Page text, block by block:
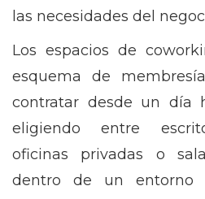
las necesidades del
Los espacios de
esquema de
contratar desde un día
eligiendo entre
oficinas privadas o
dentro de un entorno